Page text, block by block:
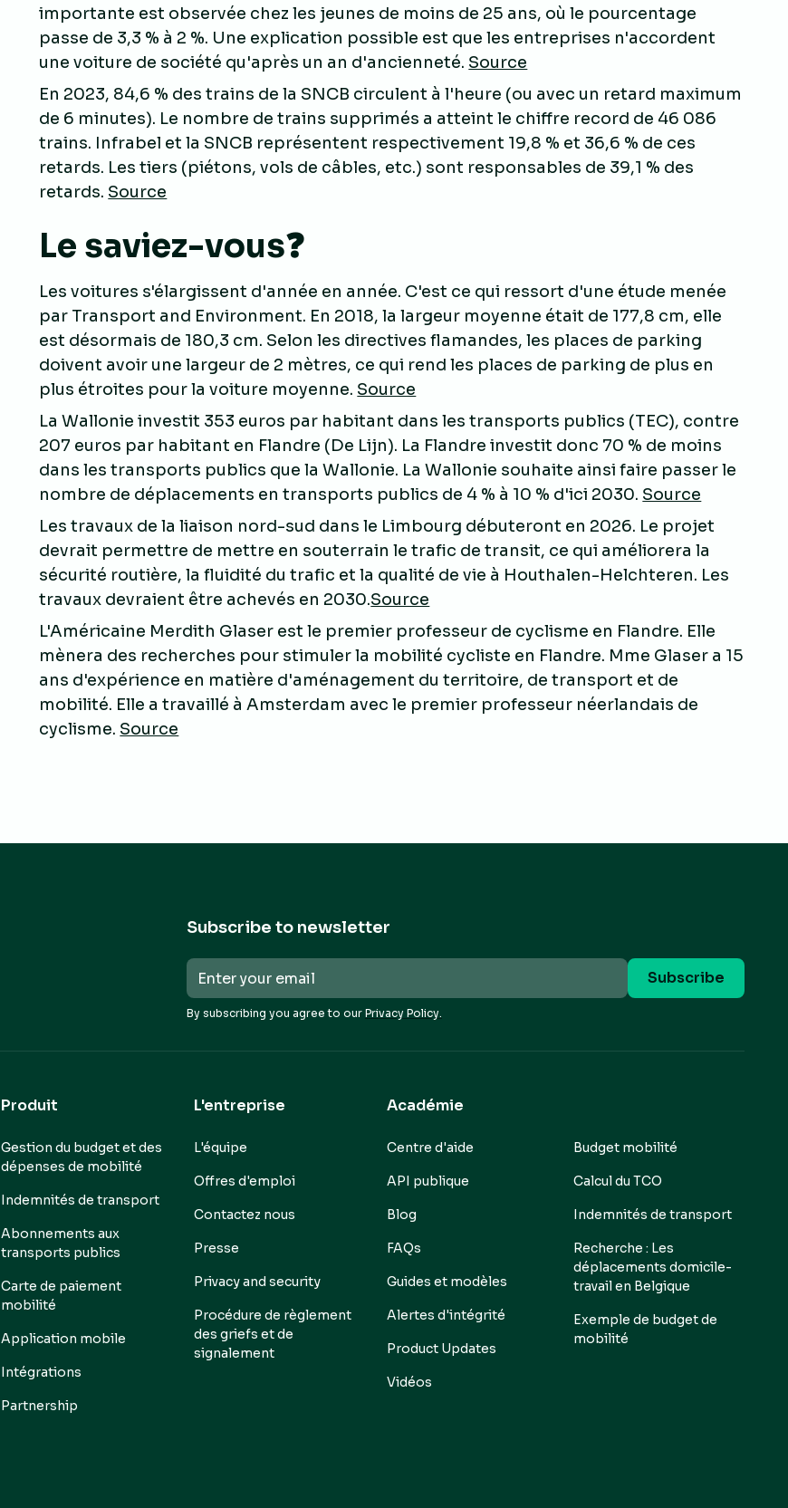
importante est observée chez les jeunes de moins de 25 ans, où le pourcentage
passe de 3,3 % à 2 %. Une explication possible est que les entreprises n'accordent
une voiture de société qu'après un an d'ancienneté. Source
En 2023, 84,6 % des trains de la SNCB circulent à l'heure (ou avec un retard maximum
de 6 minutes). Le nombre de trains supprimés a atteint le chiffre record de 46 086
trains. Infrabel et la SNCB représentent respectivement 19,8 % et 36,6 % de ces
retards. Les tiers (piétons, vols de câbles, etc.) sont responsables de 39,1 % des
retards. Source
Le saviez-vous❓
Les voitures s'élargissent d'année en année. C'est ce qui ressort d'une étude menée
par Transport and Environment. En 2018, la largeur moyenne était de 177,8 cm, elle
est désormais de 180,3 cm. Selon les directives flamandes, les places de parking
doivent avoir une largeur de 2 mètres, ce qui rend les places de parking de plus en
plus étroites pour la voiture moyenne. Source
La Wallonie investit 353 euros par habitant dans les transports publics (TEC), contre
207 euros par habitant en Flandre (De Lijn). La Flandre investit donc 70 % de moins
dans les transports publics que la Wallonie. La Wallonie souhaite ainsi faire passer le
nombre de déplacements en transports publics de 4 % à 10 % d'ici 2030. Source
Les travaux de la liaison nord-sud dans le Limbourg débuteront en 2026. Le projet
devrait permettre de mettre en souterrain le trafic de transit, ce qui améliorera la
sécurité routière, la fluidité du trafic et la qualité de vie à Houthalen-Helchteren. Les
travaux devraient être achevés en 2030.Source
L'Américaine Merdith Glaser est le premier professeur de cyclisme en Flandre. Elle
mènera des recherches pour stimuler la mobilité cycliste en Flandre. Mme Glaser a 15
ans d'expérience en matière d'aménagement du territoire, de transport et de
mobilité. Elle a travaillé à Amsterdam avec le premier professeur néerlandais de
cyclisme. Source
Subscribe to newsletter
By subscribing you agree to our Privacy Policy.
Produit
Gestion du budget et des
dépenses de mobilité
Indemnités de transport
Abonnements aux
transports publics
Carte de paiement
mobilité
Application mobile
Intégrations
Partnership
L'entreprise
L'équipe
Offres d'emploi
Contactez nous
Presse
Privacy and security
Procédure de règlement
des griefs et de
signalement
Académie
Centre d'aide
API publique
Blog
FAQs
Guides et modèles
Alertes d'intégrité
Product Updates
Vidéos
Budget mobilité
Calcul du TCO
Indemnités de transport
Recherche : Les
déplacements domicile-
travail en Belgique
Exemple de budget de
mobilité